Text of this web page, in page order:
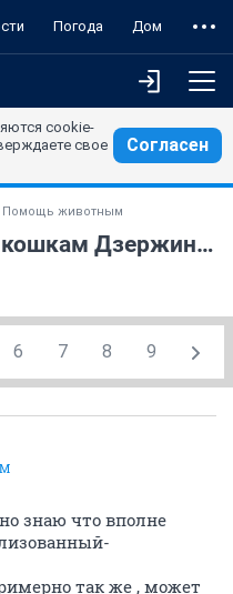
Погода Дом
cookie-
свое
Согласен
Помощь животным
Помощь подвальным кошкам Дзержинского района
6 7 8 9
знаю что вполне
так же , может